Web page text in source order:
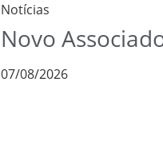
Notícias
Novo
07/08/2026